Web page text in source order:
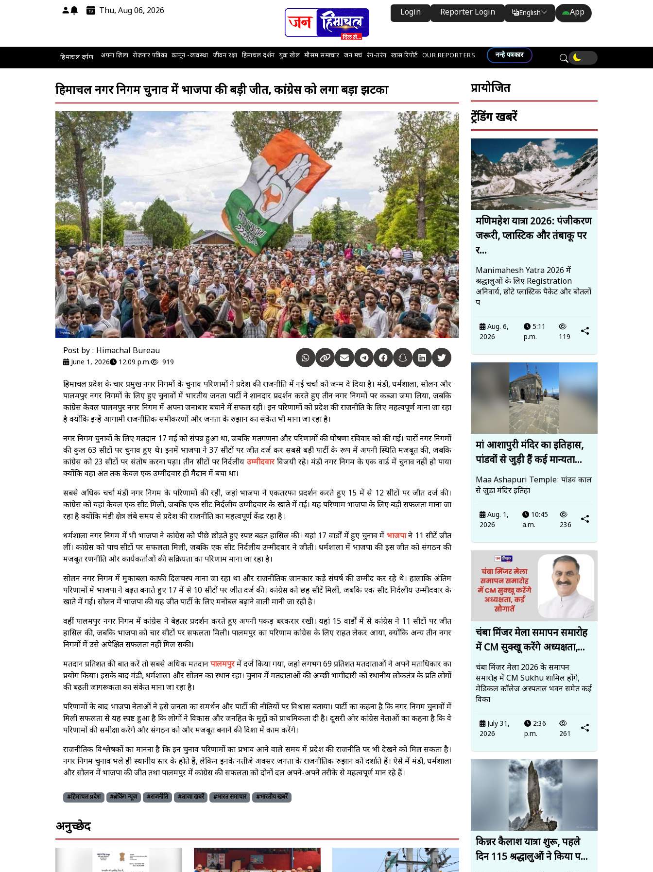
Thu, Aug 06, 2026 Login Reporter Login English
Translate
App
हिमाचल दर्पण अपना ज़िला रोज़गार पत्रिका कानून -व्यवस्था जीवन रक्षा हिमाचल दर्शन युवा खेल मौसम समाचार जन मचं रंग-तरंग खास रिपोर्ट OUR REPORTERS नन्हे पत्रकार
हिमाचल नगर निगम चुनाव में भाजपा की बड़ी जीत, कांग्रेस को लगा बड़ा झटका
Post by : Himachal Bureau
June 1, 2026 12:09 p.m. 919
हिमाचल प्रदेश के चार प्रमुख नगर निगमों के चुनाव परिणामों ने प्रदेश की राजनीति में नई चर्चा को जन्म दे दिया है। मंडी, धर्मशाला, सोलन और
पालमपुर नगर निगमों के लिए हुए चुनावों में भारतीय जनता पार्टी ने शानदार प्रदर्शन करते हुए तीन नगर निगमों पर कब्जा जमा लिया, जबकि
कांग्रेस केवल पालमपुर नगर निगम में अपना जनाधार बचाने में सफल रही। इन परिणामों को प्रदेश की राजनीति के लिए महत्वपूर्ण माना जा रहा
है क्योंकि इन्हें आगामी राजनीतिक समीकरणों और जनता के रुझान का संकेत भी माना जा रहा है।
नगर निगम चुनावों के लिए मतदान 17 मई को संपन्न हुआ था, जबकि मतगणना और परिणामों की घोषणा रविवार को की गई। चारों नगर निगमों
की कुल 63 सीटों पर चुनाव हुए थे। इनमें भाजपा ने 37 सीटों पर जीत दर्ज कर सबसे बड़ी पार्टी के रूप में अपनी स्थिति मजबूत की, जबकि
कांग्रेस को 23 सीटों पर संतोष करना पड़ा। तीन सीटों पर निर्दलीयउम्मीदवारविजयी रहे। मंडी नगर निगम के एक वार्ड में चुनाव नहीं हो पाया
क्योंकि वहां अंत तक केवल एक उम्मीदवार ही मैदान में बचा था।
सबसे अधिक चर्चा मंडी नगर निगम के परिणामों की रही, जहां भाजपा ने एकतरफा प्रदर्शन करते हुए 15 में से 12 सीटों पर जीत दर्ज की।
कांग्रेस को यहां केवल एक सीट मिली, जबकि एक सीट निर्दलीय उम्मीदवार के खाते में गई। यह परिणाम भाजपा के लिए बड़ी सफलता माना जा
रहा है क्योंकि मंडी क्षेत्र लंबे समय से प्रदेश की राजनीति का महत्वपूर्ण केंद्र रहा है।
धर्मशाला नगर निगम में भी भाजपा ने कांग्रेस को पीछे छोड़ते हुए स्पष्ट बढ़त हासिल की। यहां 17 वार्डों में हुए चुनाव में भाजपाने 11 सीटें जीत
लीं। कांग्रेस को पांच सीटों पर सफलता मिली, जबकि एक सीट निर्दलीय उम्मीदवार ने जीती। धर्मशाला में भाजपा की इस जीत को संगठन की
मजबूत रणनीति और कार्यकर्ताओं की सक्रियता का परिणाम माना जा रहा है।
सोलन नगर निगम में मुकाबला काफी दिलचस्प माना जा रहा था और राजनीतिक जानकार कड़े संघर्ष की उम्मीद कर रहे थे। हालांकि अंतिम
परिणामों में भाजपा ने बढ़त बनाते हुए 17 में से 10 सीटों पर जीत दर्ज की। कांग्रेस को छह सीटें मिलीं, जबकि एक सीट निर्दलीय उम्मीदवार के
खाते में गई। सोलन में भाजपा की यह जीत पार्टी के लिए मनोबल बढ़ाने वाली मानी जा रही है।
वहीं पालमपुर नगर निगम में कांग्रेस ने बेहतर प्रदर्शन करते हुए अपनी पकड़ बरकरार रखी। यहां 15 वार्डों में से कांग्रेस ने 11 सीटों पर जीत
हासिल की, जबकि भाजपा को चार सीटों पर सफलता मिली। पालमपुर का परिणाम कांग्रेस के लिए राहत लेकर आया, क्योंकि अन्य तीन नगर
निगमों में उसे अपेक्षित सफलता नहीं मिल सकी।
मतदान प्रतिशत की बात करें तो सबसे अधिक मतदानपालमपुरमें दर्ज किया गया, जहां लगभग 69 प्रतिशत मतदाताओं ने अपने मताधिकार का
प्रयोग किया। इसके बाद मंडी, धर्मशाला और सोलन का स्थान रहा। चुनाव में मतदाताओं की अच्छी भागीदारी को स्थानीय लोकतंत्र के प्रति लोगों
की बढ़ती जागरूकता का संकेत माना जा रहा है।
परिणामों के बाद भाजपा नेताओं ने इसे जनता का समर्थन और पार्टी की नीतियों पर विश्वास बताया। पार्टी का कहना है कि नगर निगम चुनावों में
मिली सफलता से यह स्पष्ट हुआ है कि लोगों ने विकास और जनहित के मुद्दों को प्राथमिकता दी है। दूसरी ओर कांग्रेस नेताओं का कहना है कि वे
परिणामों की समीक्षा करेंगे और संगठन को और मजबूत बनाने की दिशा में काम करेंगे।
राजनीतिक विश्लेषकों का मानना है कि इन चुनाव परिणामों का प्रभाव आने वाले समय में प्रदेश की राजनीति पर भी देखने को मिल सकता है।
नगर निगम चुनाव भले ही स्थानीय स्तर के होते हैं, लेकिन इनके नतीजे अक्सर जनता के राजनीतिक रुझान को दर्शाते हैं। ऐसे में मंडी, धर्मशाला
और सोलन में भाजपा की जीत तथा पालमपुर में कांग्रेस की सफलता को दोनों दल अपने-अपने तरीके से महत्वपूर्ण मान रहे हैं।
#हिमाचल प्रदेश #ब्रेकिंग न्यूज़ #राजनीति #ताज़ा खबरें #भारत समाचार #भारतीय खबरें
अनुच्छेद
प्रायोजित
ट्रेंडिंग खबरें
मणिमहेश यात्रा 2026: पंजीकरण
जरूरी, प्लास्टिक और तंबाकू पर
र...
Manimahesh Yatra 2026 में
श्रद्धालुओं के लिए Registration
अनिवार्य, छोटे प्लास्टिक पैकेट और बोतलों
प
Aug. 6,
2026
5:11
p.m.
119
मां आशापुरी मंदिर का इतिहास,
पांडवों से जुड़ी हैं कई मान्यता...
Maa Ashapuri Temple: पांडव काल
से जुड़ा मंदिर इतिहा
Aug. 1,
2026
10:45
a.m.
236
चंबा मिंजर मेला समापन समारोह
में CM सुक्खू करेंगे अध्यक्षता,...
चंबा मिंजर मेला 2026 के समापन
समारोह में CM Sukhu शामिल होंगे,
मेडिकल कॉलेज अस्पताल भवन समेत कई
विका
July 31,
2026
2:36
p.m.
261
किन्नर कैलाश यात्रा शुरू, पहले
दिन 115 श्रद्धालुओं ने किया प...